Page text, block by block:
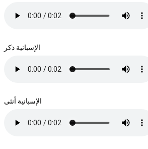
الإسبانية ذكر
الإسبانية أنثى